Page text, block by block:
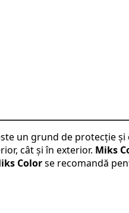
un grund de protecție și
cât și în exterior. Miks
Colorse recomandă